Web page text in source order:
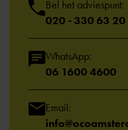
Bel het adviespunt:
020 - 330 63 20
WhatsApp:
06 1600 4600
Email: